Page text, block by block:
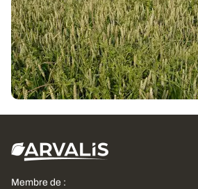
Combiner les leviers à l’échelle du
nécessaire pour maîtriser les...
01 MARS 2023
Membre de :